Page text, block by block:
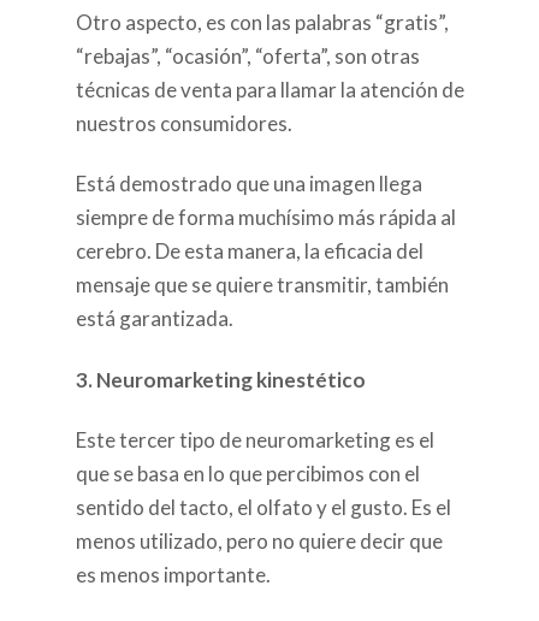
Otro aspecto, es con las palabras “gratis”,
“rebajas”, “ocasión”, “oferta”, son otras
técnicas de venta para llamar la atención de
nuestros consumidores.
Está demostrado que una imagen llega
siempre de forma muchísimo más rápida al
cerebro. De esta manera, la eficacia del
mensaje que se quiere transmitir, también
está garantizada.
3. Neuromarketing kinestético
Este tercer tipo de neuromarketing es el
que se basa en lo que percibimos con el
sentido del tacto, el olfato y el gusto. Es el
menos utilizado, pero no quiere decir que
es menos importante.